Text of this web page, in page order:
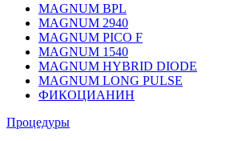
MAGNUM BPL
MAGNUM 2940
MAGNUM PICO F
MAGNUM 1540
MAGNUM HYBRID DIODE
MAGNUM LONG PULSE
ФИКОЦИАНИН
Процедуры